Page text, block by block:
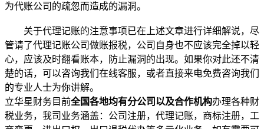
为代账公司的疏忽而造成的漏洞。
关于代理记账的注意事项已在上述文章进行详细解说，尽
管请了代理记账公司做账报税，公司自身也不应该完全掉以轻
心，应该及时翻看账本，防止漏洞的出现。如果你对此还不清
楚的话，可以咨询我们在线客服，或者直接来电免费咨询我们
的专业人士为你讲解。
立华星财务目前全国各地均有分公司以及合作机构办理各种财
税业务，我司业务涵盖：公司注册，代理记账，商标注册，工